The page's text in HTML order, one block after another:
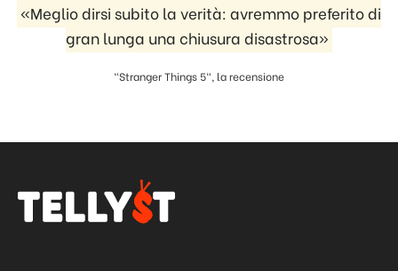
«Meglio dirsi subito la verità: avremmo preferito di
gran lunga una chiusura disastrosa»
"Stranger Things 5", la recensione